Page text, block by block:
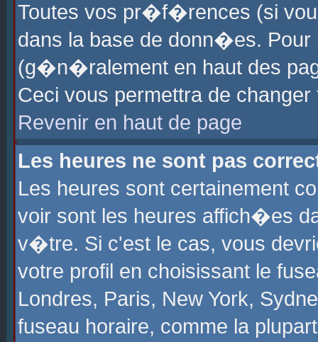
Toutes vos pr�f�rences (si
dans la base de donn�es.
(g�n�ralement en haut des
Ceci vous permettra de
Revenir en haut de page
Les heures ne sont pas
Les heures sont certainement
voir sont les heures affich�es
v�tre. Si c'est le cas, vous
votre profil en choisissant le
Londres, Paris, New York,
fuseau horaire, comme la